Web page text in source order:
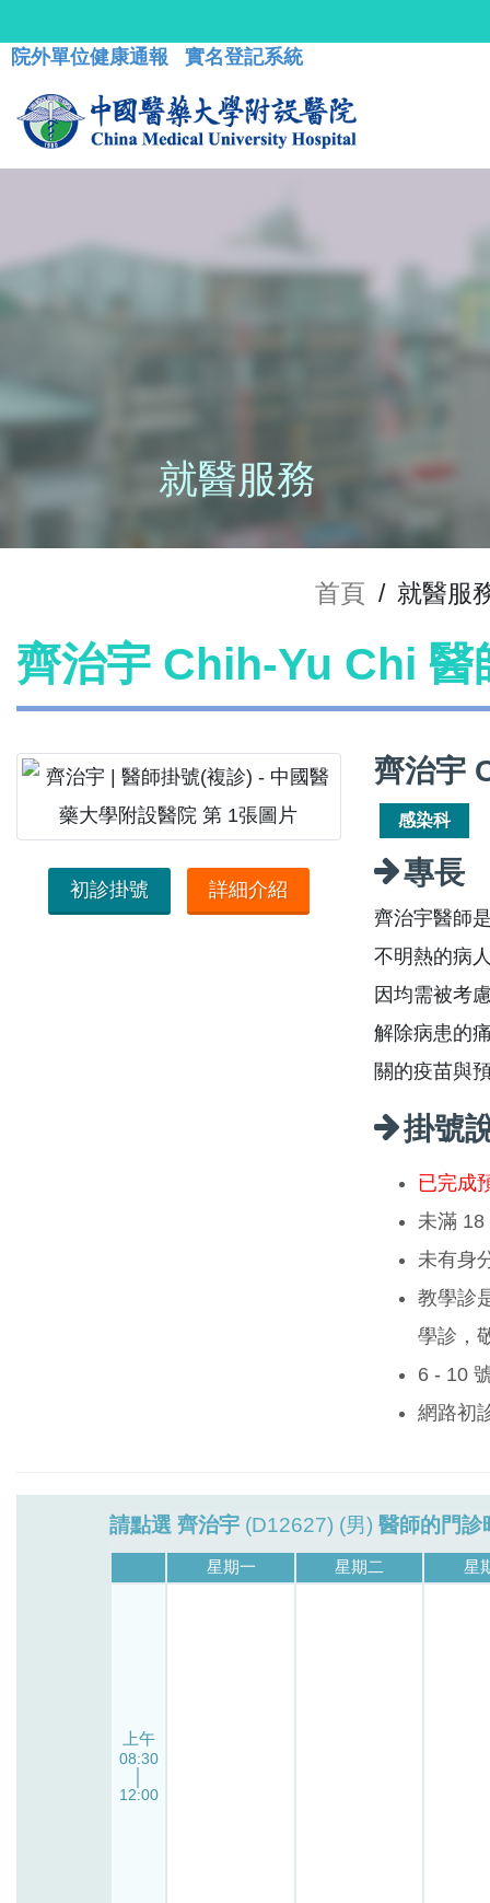
院外單位健康通報 實名登記系統
就醫服務
首頁 / 就醫服
齊治宇 Chih-Yu Chi 醫
初診掛號 詳細介紹
齊治宇
感染科
專長
齊治宇醫師
不明熱的病
因均需被考
解除病患的
關的疫苗與
掛號
已完成
未滿 18
未有身
教學診
學診，
6 - 10
網路初